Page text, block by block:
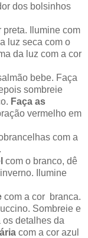
dos bolsinhos
preta. Ilumine com
luz seca com o
da luz com a cor
bebe. Faça
sombreie
Faça as
vermelho em
com a
com o branco, dê
Ilumine
com a cor branca.
Sombreie e
os detalhes da
com a cor azul